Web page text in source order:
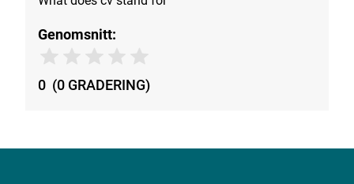
Genomsnitt:
0 (0 GRADERING)